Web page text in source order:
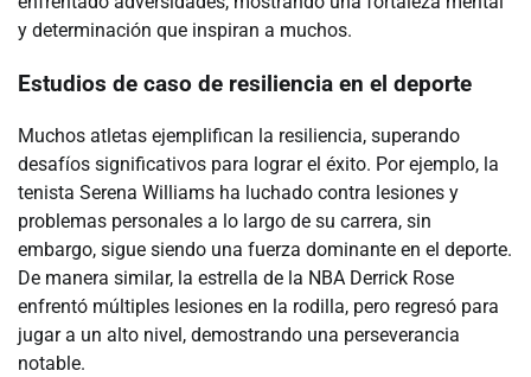
y determinación que inspiran a muchos.
Estudios de caso de resiliencia en el deporte
Muchos atletas ejemplifican la resiliencia, superando
desafíos significativos para lograr el éxito. Por ejemplo, la
tenista Serena Williams ha luchado contra lesiones y
problemas personales a lo largo de su carrera, sin
embargo, sigue siendo una fuerza dominante en el deporte.
De manera similar, la estrella de la NBA Derrick Rose
enfrentó múltiples lesiones en la rodilla, pero regresó para
jugar a un alto nivel, demostrando una perseverancia
notable.